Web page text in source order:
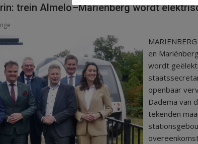
trein Almelo–Mariënberg wordt
en
wordt
openbaar
Dadema van
tekenden